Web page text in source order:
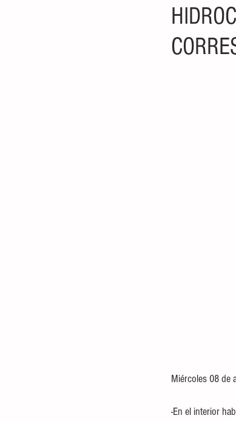
Miércoles 08 de
-En el interior